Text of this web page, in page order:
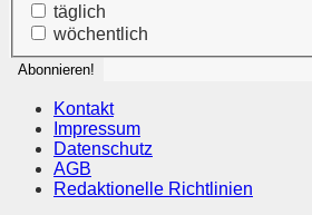
täglich
wöchentlich
Kontakt
Impressum
Datenschutz
AGB
Redaktionelle Richtlinien